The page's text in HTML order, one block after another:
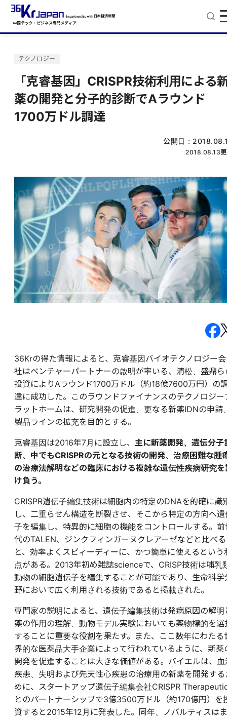
テクノロジー
「克睿基因」CRISPR技術利用による
薬の開発と分子的診断でAラウンド
1700万ドル調達
公開日：
2018.08.13
36Krの得た情報によると、克睿基因バイオテクノロジー会
社はベンチャーパートナーの啟明が率いる、清松、盛鼎ら
投資によりAラウンド1700万ドル（約18億7600万円）の
達に成功した。このラウンドファイナンスのテクノロジー
ラットホームは、研究開発の促進、更なる新薬IDNの申請
製品ラインの拡充を目的とする。
克睿基因は2016年7月に設立し、 主に新薬開発、遺伝分子
断、中でもCRISPRの元となる技術の開発、治療困難な腫
の治療法解明などの臨床における複雑な遺伝性疾病研究を
け負う。
CRISPR遺伝子編集技術は細胞内の特定のDNAを的確に識
し、二重らせん構造を断裂させ、そこから特定の方向へ遺
子を編集し、特異的に細胞の機能をコントロールする。前
代のTALEN、ジンクフィンガーヌクレアーゼなどと比べる
と、効率よくスピィーディーに、かつ簡単に使えるという
点がある。2013年初め雑誌scienceで、CRISP技術は哺乳
動物の細胞遺伝子を編集することが可能であり、生命科学
野において広く利用される技術であると掲載された。
専門家の説明によると、遺伝子編集技術は発病原因の解明
薬の作用の理解、動物モデル実験においても薬物標的を選
することに重要な役割を果たす。また、ここ数年にわたる
界的な医薬品大手企業によって行われているように、新薬
開発を促進することは大きな価値がある。バイエルは、血
疾患、失明および先天性心疾患の治療用の新薬を開発する
めに、スタートアップ遺伝子編集会社CRISPR
とのパートナーシップで3億3500万ドル（約170億円）を
資すると2015年12月に発表した。同年、ノバルティスはま